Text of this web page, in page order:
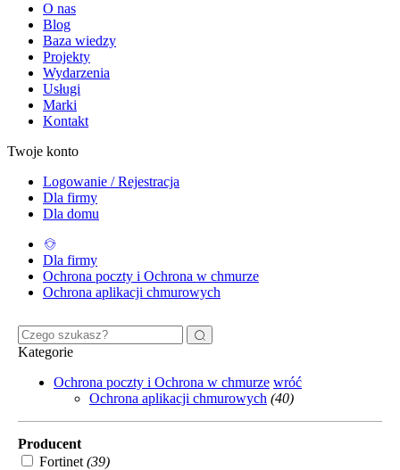
O nas
Blog
Baza wiedzy
Projekty
Wydarzenia
Usługi
Marki
Kontakt
Twoje konto
Logowanie / Rejestracja
Dla firmy
Dla domu
Dla firmy
Ochrona poczty i Ochrona w chmurze
Ochrona aplikacji chmurowych
Kategorie
Ochrona poczty i Ochrona w chmurze wróć
Ochrona aplikacji chmurowych (40)
Producent
Fortinet (39)